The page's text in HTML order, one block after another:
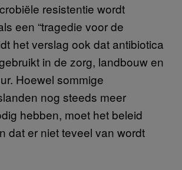
resistentie wordt
een “tragedie voor de
het verslag ook dat antibiotica
in de zorg, landbouw en
Hoewel sommige
nog steeds meer
hebben, moet het beleid
dat er niet teveel van wordt